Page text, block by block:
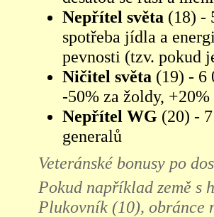
Nepřítel světa (18) -
spotřeba jídla a
pevnosti (tzv. pokud
Ničitel světa (19) - 6
-50% za žoldy,
Nepřítel WG (20) -
generalů
Veteránské bonusy po
Pokud například země s
Plukovník (10), obránce